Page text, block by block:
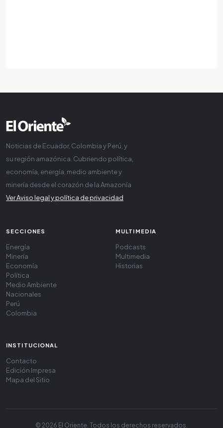
Noticias de Ecuador, Colombia y Perú, y
su región amazónica. Cubriendo política,
economía, energía, medio ambiente y
minería desde el corazón de la Amazonía
Ver Aviso legal y política de privacidad
SECCIONES
Energía
Minería
Economía
Política
Medio Ambiente
Nacionales
Perú
Colombia
MULTIMEDIA
Podcasts
Multimedia
Historias
INSTITUCIONAL
Contacto
Edición Impresa
Mapa del Sitio
© 2026 El Oriente. Todos los derechos reservados.